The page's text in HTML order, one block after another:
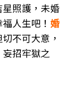
照護，未婚
人生吧！ 婚
切不可大意，
招牢獄之